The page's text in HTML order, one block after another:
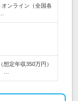
オンライン（全国各
定年収350万円）
…